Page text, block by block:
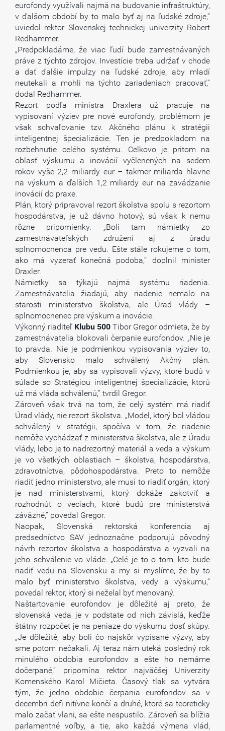
eurofondy využívali najmä na budovanie infraštruktúry,
v ďalšom období by to malo byť aj na ľudské zdroje,“
uviedol rektor Slovenskej technickej univerzity Robert
Redhammer.
„Predpokladáme, že viac ľudí bude zamestnávaných
práve z týchto zdrojov. Investície treba udržať v chode
a dať ďalšie impulzy na ľudské zdroje, aby mladí
neutekali a mohli na týchto zariadeniach pracovať,“
dodal Redhammer.
Rezort podľa ministra Draxlera už pracuje na
vypisovaní výziev pre nové eurofondy, problémom je
však schvaľovanie tzv. Akčného plánu k stratégii
inteligentnej špecializácie. Ten je predpokladom na
rozbehnutie celého systému. Celkovo je pritom na
oblasť výskumu a inovácií vyčlenených na sedem
rokov vyše 2,2 miliardy eur – takmer miliarda hlavne
na výskum a ďalších 1,2 miliardy eur na zavádzanie
inovácií do praxe.
Plán, ktorý pripravoval rezort školstva spolu s rezortom
hospodárstva, je už dávno hotový, sú však k nemu
rôzne pripomienky. „Boli tam námietky zo
zamestnávateľských združení aj z úradu
splnomocnenca pre vedu. Ešte stále rokujeme o tom,
ako má vyzerať konečná podoba,“ doplnil minister
Draxler.
Námietky sa týkajú najmä systému riadenia.
Zamestnávatelia žiadajú, aby riadenie nemalo na
starosti ministerstvo školstva, ale Úrad vlády –
splnomocnenec pre výskum a inovácie.
Výkonný riaditeľ Klubu 500 Tibor Gregor odmieta, že by
zamestnávatelia blokovali čerpanie eurofondov. „Nie je
to pravda. Nie je podmienkou vypisovania výziev to,
aby Slovensko malo schválený Akčný plán.
Podmienkou je, aby sa vypisovali výzvy, ktoré budú v
súlade so Stratégiou inteligentnej špecializácie, ktorú
už má vláda schválenú,“ tvrdil Gregor.
Zároveň však trvá na tom, že celý systém má riadiť
Úrad vlády, nie rezort školstva. „Model, ktorý bol vládou
schválený v stratégii, spočíva v tom, že riadenie
nemôže vychádzať z ministerstva školstva, ale z Úradu
vlády, lebo je to nadrezortný materiál a veda a výskum
je vo všetkých oblastiach – školstva, hospodárstva,
zdravotníctva, pôdohospodárstva. Preto to nemôže
riadiť jedno ministerstvo, ale musí to riadiť orgán, ktorý
je nad ministerstvami, ktorý dokáže zakotviť a
rozhodnúť o veciach, ktoré budú pre ministerstvá
záväzné,“ povedal Gregor.
Naopak, Slovenská rektorská konferencia aj
predsedníctvo SAV jednoznačne podporujú pôvodný
návrh rezortov školstva a hospodárstva a vyzvali na
jeho schválenie vo vláde. „Celé je to o tom, kto bude
riadiť vedu na Slovensku a my si myslíme, že by to
malo byť ministerstvo školstva, vedy a výskumu,“
povedal rektor, ktorý si neželal byť menovaný.
Naštartovanie eurofondov je dôležité aj preto, že
slovenská veda je v podstate od nich závislá, keďže
štátny rozpočet je na peniaze do výskumu dosť skúpy.
„Je dôležité, aby boli čo najskôr vypísané výzvy, aby
sme potom nečakali. Aj teraz nám uteká posledný rok
minulého obdobia eurofondov a ešte ho nemáme
dočerpané,“ pripomína rektor najväčšej Univerzity
Komenského Karol Mičieta. Časový tlak sa vytvára
tým, že jedno obdobie čerpania eurofondov sa v
decembri defi nitívne končí a druhé, ktoré sa teoreticky
malo začať vlani, sa ešte nespustilo. Zároveň sa blížia
parlamentné voľby, a tie, ako každá výmena vlád,